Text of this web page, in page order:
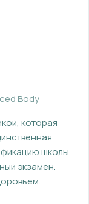
Body
которая
школы
экзамен.